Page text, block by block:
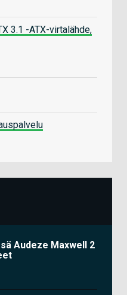
3.1 -ATX-virtalähde,
Audeze Maxwell 2